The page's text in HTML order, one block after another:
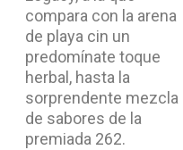
compara con la arena
de playa cin un
predomínate toque
herbal, hasta la
sorprendente mezcla
de sabores de la
premiada 262.